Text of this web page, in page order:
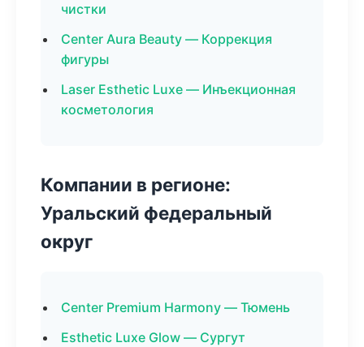
чистки
Center Aura Beauty — Коррекция
фигуры
Laser Esthetic Luxe — Инъекционная
косметология
Компании в регионе:
Уральский федеральный
округ
Center Premium Harmony — Тюмень
Esthetic Luxe Glow — Сургут